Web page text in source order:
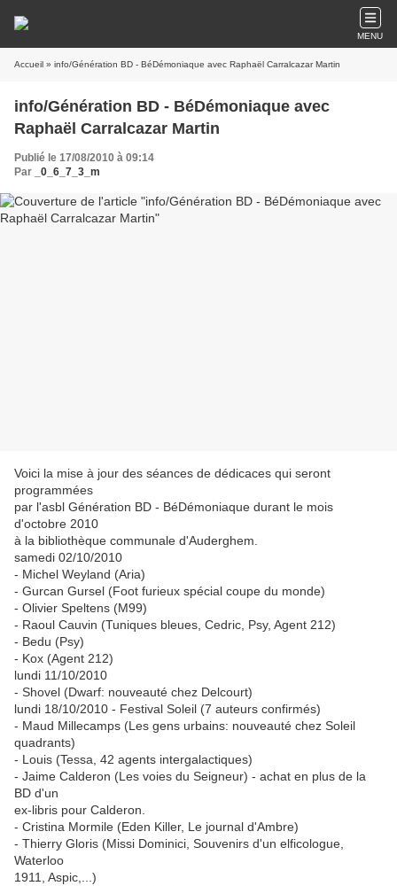
MENU
Accueil » info/Génération BD - BéDémoniaque avec Raphaël Carralcazar Martin
info/Génération BD - BéDémoniaque avec
Raphaël Carralcazar Martin
Publié le 17/08/2010 à 09:14
Par
_0_6_7_3_m
Voici la mise à jour des séances de dédicaces qui seront
programmées
par l'asbl Génération BD - BéDémoniaque durant le mois
d'octobre 2010
à la bibliothèque communale d'Auderghem.
samedi 02/10/2010
- Michel Weyland (Aria)
- Gurcan Gursel (Foot furieux spécial coupe du monde)
- Olivier Speltens (M99)
- Raoul Cauvin (Tuniques bleues, Cedric, Psy, Agent 212)
- Bedu (Psy)
- Kox (Agent 212)
lundi 11/10/2010
- Shovel (Dwarf: nouveauté chez Delcourt)
lundi 18/10/2010 - Festival Soleil (7 auteurs confirmés)
- Maud Millecamps (Les gens urbains: nouveauté chez Soleil
quadrants)
- Louis (Tessa, 42 agents intergalactiques)
- Jaime Calderon (Les voies du Seigneur) - achat en plus de la
BD d'un
ex-libris pour Calderon.
- Cristina Mormile (Eden Killer, Le journal d'Ambre)
- Thierry Gloris (Missi Dominici, Souvenirs d'un elficologue,
Waterloo
1911, Aspic,...)